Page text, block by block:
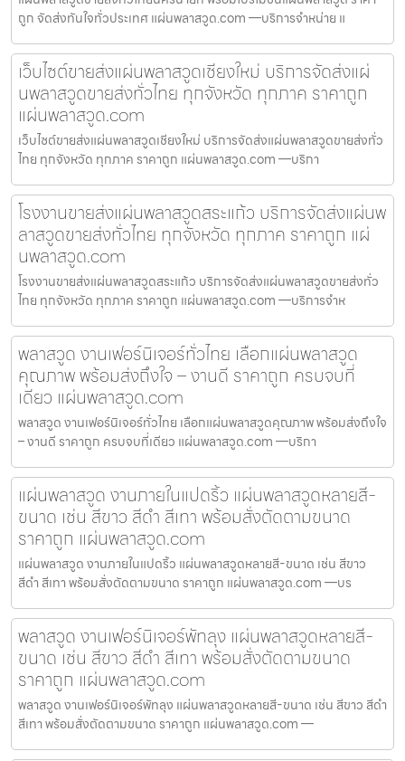
ถูก จัดส่งทันใจทั่วประเทศ แผ่นพลาสวูด.com —บริการจำหน่าย แ
เว็บไซต์ขายส่งแผ่นพลาสวูดเชียงใหม่ บริการจัดส่งแผ่
นพลาสวูดขายส่งทั่วไทย ทุกจังหวัด ทุกภาค ราคาถูก
แผ่นพลาสวูด.com
เว็บไซต์ขายส่งแผ่นพลาสวูดเชียงใหม่ บริการจัดส่งแผ่นพลาสวูดขายส่งทั่ว
ไทย ทุกจังหวัด ทุกภาค ราคาถูก แผ่นพลาสวูด.com —บริกา
โรงงานขายส่งแผ่นพลาสวูดสระแก้ว บริการจัดส่งแผ่นพ
ลาสวูดขายส่งทั่วไทย ทุกจังหวัด ทุกภาค ราคาถูก แผ่
นพลาสวูด.com
โรงงานขายส่งแผ่นพลาสวูดสระแก้ว บริการจัดส่งแผ่นพลาสวูดขายส่งทั่ว
ไทย ทุกจังหวัด ทุกภาค ราคาถูก แผ่นพลาสวูด.com —บริการจำห
พลาสวูด งานเฟอร์นิเจอร์ทั่วไทย เลือกแผ่นพลาสวูด
คุณภาพ พร้อมส่งถึงใจ – งานดี ราคาถูก ครบจบที่
เดียว แผ่นพลาสวูด.com
พลาสวูด งานเฟอร์นิเจอร์ทั่วไทย เลือกแผ่นพลาสวูดคุณภาพ พร้อมส่งถึงใจ
– งานดี ราคาถูก ครบจบที่เดียว แผ่นพลาสวูด.com —บริกา
แผ่นพลาสวูด งานภายในแปดริ้ว แผ่นพลาสวูดหลายสี-
ขนาด เช่น สีขาว สีดำ สีเทา พร้อมสั่งตัดตามขนาด
ราคาถูก แผ่นพลาสวูด.com
แผ่นพลาสวูด งานภายในแปดริ้ว แผ่นพลาสวูดหลายสี-ขนาด เช่น สีขาว
สีดำ สีเทา พร้อมสั่งตัดตามขนาด ราคาถูก แผ่นพลาสวูด.com —บร
พลาสวูด งานเฟอร์นิเจอร์พัทลุง แผ่นพลาสวูดหลายสี-
ขนาด เช่น สีขาว สีดำ สีเทา พร้อมสั่งตัดตามขนาด
ราคาถูก แผ่นพลาสวูด.com
พลาสวูด งานเฟอร์นิเจอร์พัทลุง แผ่นพลาสวูดหลายสี-ขนาด เช่น สีขาว สีดำ
สีเทา พร้อมสั่งตัดตามขนาด ราคาถูก แผ่นพลาสวูด.com —